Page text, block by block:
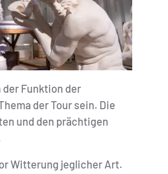
der Funktion der
der Tour sein. Die
und den prächtigen
Witterung jeglicher Art.